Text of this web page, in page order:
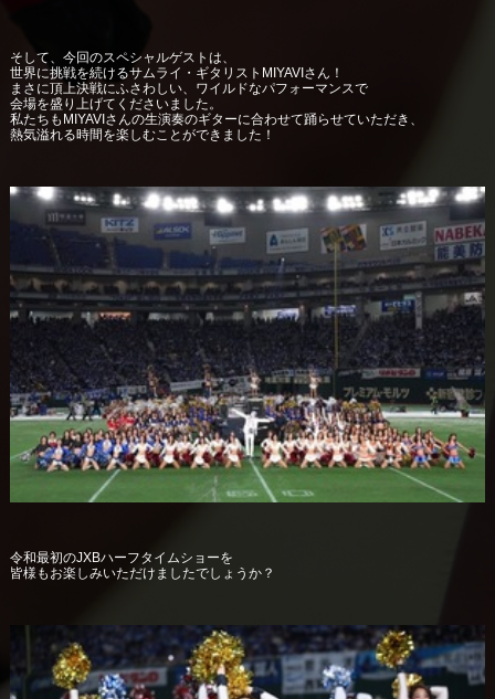
そして、今回のスペシャルゲストは、
世界に挑戦を続けるサムライ・ギタリストMIYAVIさん！
まさに頂上決戦にふさわしい、ワイルドなパフォーマンスで
会場を盛り上げてくださいました。
私たちもMIYAVIさんの生演奏のギターに合わせて踊らせていただき、
熱気溢れる時間を楽しむことができました！
令和最初のJXBハーフタイムショーを
皆様もお楽しみいただけましたでしょうか？